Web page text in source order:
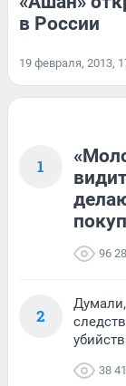
в России
19 февраля, 2013,
1
96
2
38